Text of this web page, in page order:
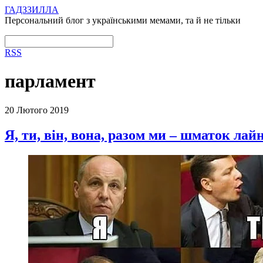
ГАДЗЗИЛЛА
Персональний блог з українськими мемами, та й не тільки
RSS
парламент
20 Лютого 2019
Я, ти, він, вона, разом ми – шматок